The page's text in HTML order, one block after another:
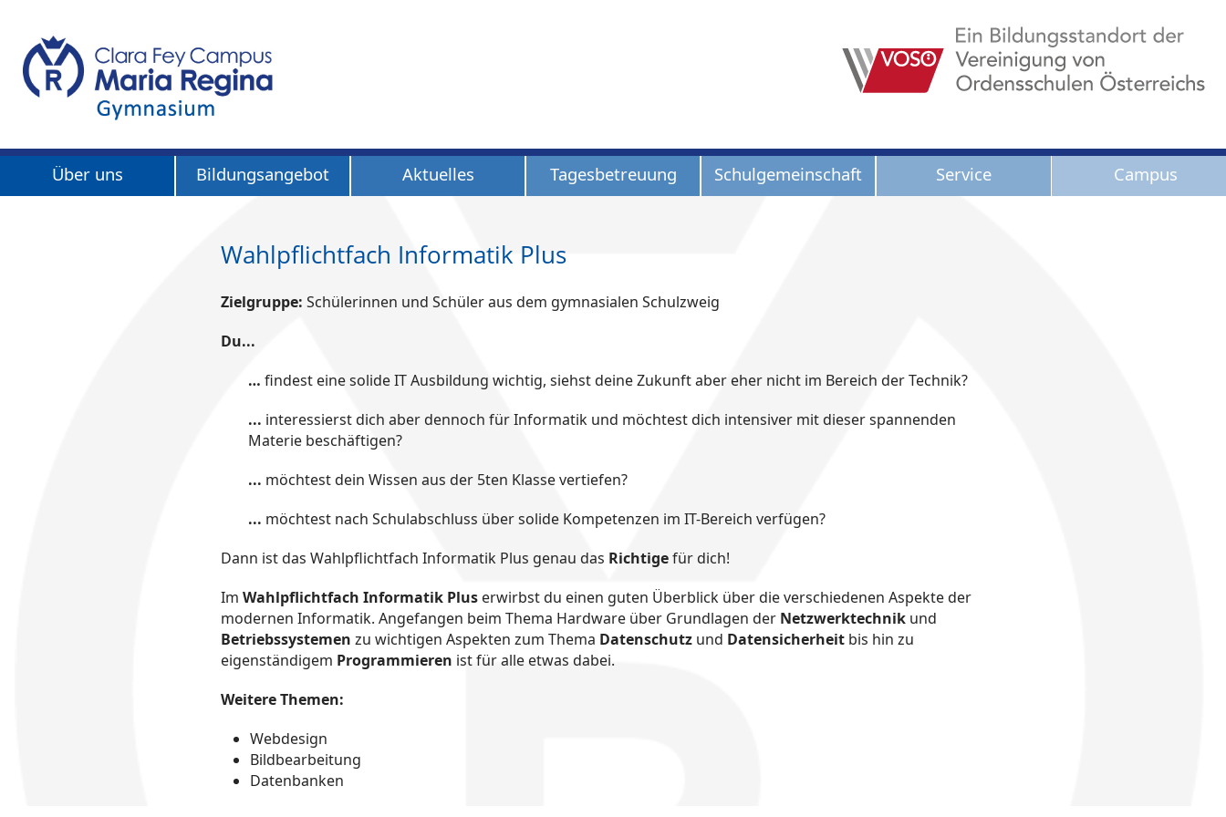
Über uns Bildungsangebot Aktuelles Tagesbetreuung Schulgemeinschaft Service Campus
Wahlpflichtfach Informatik Plus
Zielgruppe: Schülerinnen und Schüler aus dem gymnasialen Schulzweig
Du...
… findest eine solide IT Ausbildung wichtig, siehst deine Zukunft aber eher nicht im Bereich der Technik?
... interessierst dich aber dennoch für Informatik und möchtest dich intensiver mit dieser spannenden
Materie beschäftigen?
... möchtest dein Wissen aus der 5ten Klasse vertiefen?
... möchtest nach Schulabschluss über solide Kompetenzen im IT-Bereich verfügen?
Dann ist das Wahlpflichtfach Informatik Plus genau das Richtigefür dich!
Im Wahlpflichtfach Informatik Plus erwirbst du einen guten Überblick über die verschiedenen Aspekte der
modernen Informatik. Angefangen beim Thema Hardware über Grundlagen der Netzwerktechnik und
Betriebssystemen zu wichtigen Aspekten zum Thema Datenschutz und Datensicherheit bis hin zu
eigenständigem Programmieren ist für alle etwas dabei.
Weitere Themen:
Webdesign
Bildbearbeitung
Datenbanken